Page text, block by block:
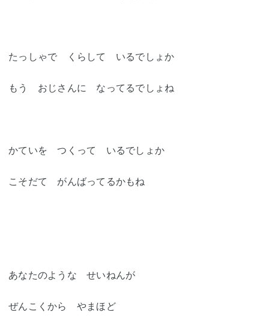
たっしゃで くらして いるでしょか
もう おじさんに なってるでしょね
かていを つくって いるでしょか
こそだて がんばってるかもね
あなたのような せいねんが
ぜんこくから やまほど